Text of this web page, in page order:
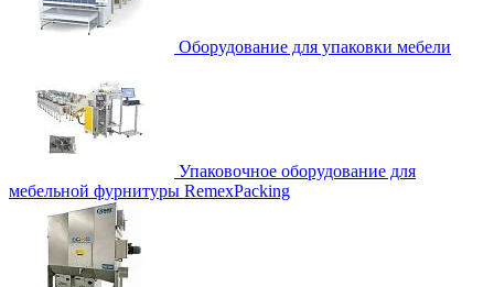
Оборудование для упаковки мебели
Упаковочное оборудование для
мебельной фурнитуры RemexPacking